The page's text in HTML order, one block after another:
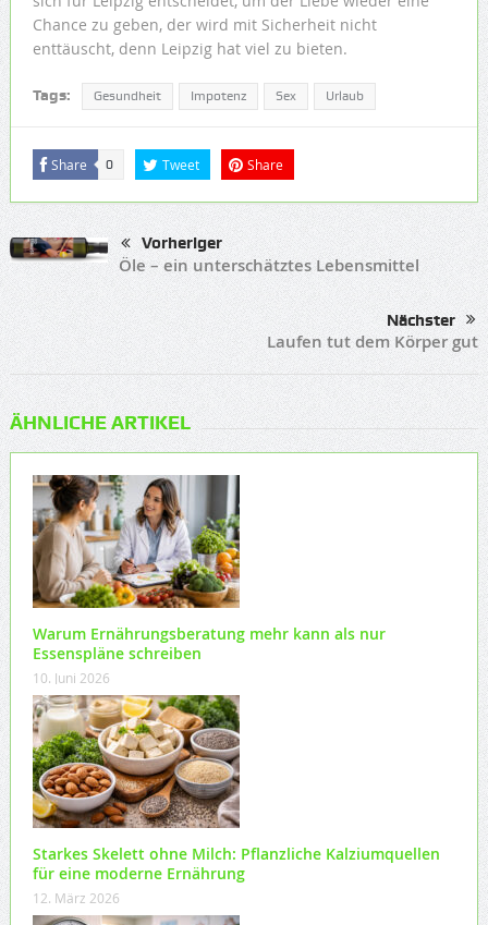
Chance zu geben, der wird mit Sicherheit nicht
enttäuscht, denn Leipzig hat viel zu bieten.
Tags: Gesundheit Impotenz Sex Urlaub
Share 0 Tweet Share
Vorheriger
Öle – ein unterschätztes Lebensmittel
Nächster
Laufen tut dem Körper gut
ÄHNLICHE ARTIKEL
Warum Ernährungsberatung mehr kann als nur
Essenspläne schreiben
10. Juni 2026
Starkes Skelett ohne Milch: Pflanzliche Kalziumquellen
für eine moderne Ernährung
12. März 2026